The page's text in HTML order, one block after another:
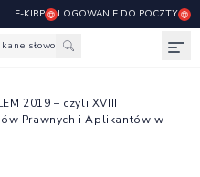
E-KIRP LOGOWANIE DO POCZTY
słowo
2019 – czyli XVIII
Prawnych i Aplikantów w